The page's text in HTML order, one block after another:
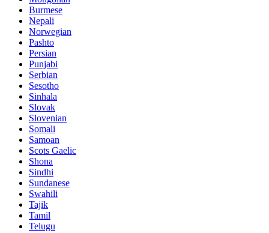
Burmese
Nepali
Norwegian
Pashto
Persian
Punjabi
Serbian
Sesotho
Sinhala
Slovak
Slovenian
Somali
Samoan
Scots Gaelic
Shona
Sindhi
Sundanese
Swahili
Tajik
Tamil
Telugu